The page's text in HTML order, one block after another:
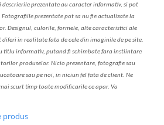
descrierileprezentate au caracter informativ, si pot
Fotografiile prezentate pot sa nu fie actualizate la
Designul, culorile, formele, alte caracteristici ale
diferi in realitate fata de cele din imaginile de pe site.
titlu informativ, putand fi schimbate fara instiintare
torilor produselor. Nicio prezentare, fotografie sau
sau pe noi, in niciun fel fata de client. Ne
scurt timp toate modificarile ce apar. Va
produs